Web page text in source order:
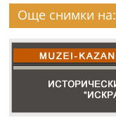
Още снимки на: